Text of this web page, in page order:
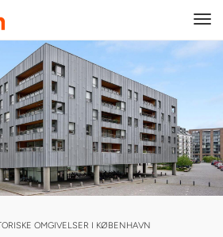
OMGIVELSER I KØBENHAVN